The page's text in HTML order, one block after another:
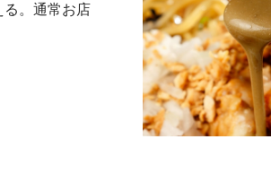
る。通常お店